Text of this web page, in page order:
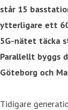
står 15
ytterligare ett
5G-nätet täcka
Parallellt byggs
Göteborg och
Tidigare